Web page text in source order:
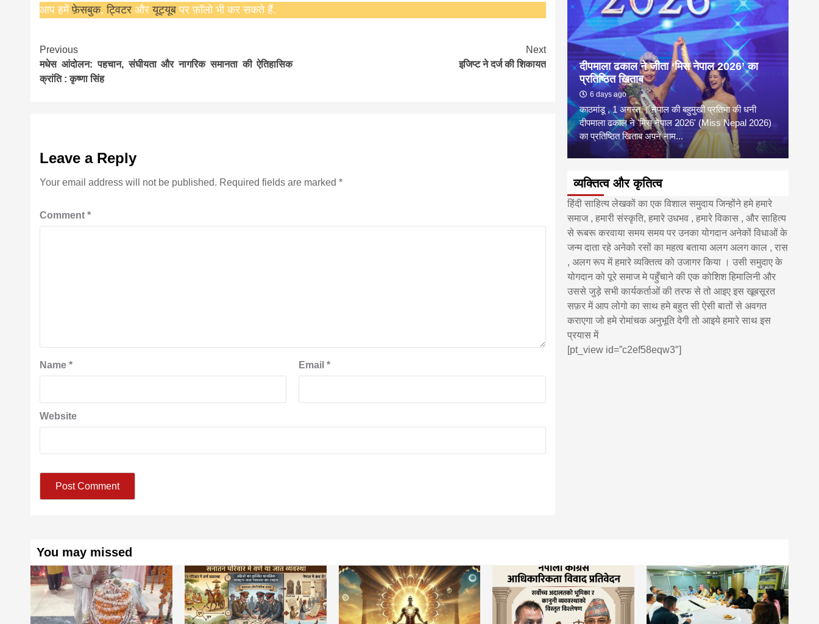
आप हमेंफ़ेसबुक,ट्विटरऔरयूट्यूब पर फ़ॉलो भी कर सकते हैं.
Continue
Reading
Previous
मधेस आंदोलन: पहचान, संघीयता और नागरिक समानता की ऐतिहासिक
क्रांति : कृष्णा सिंह
Next
इजिप्ट ने दर्ज की शिकायत
Leave a Reply
Your email address will not be published. Required fields are marked*
Comment*
Name* Email*
Website
सीताराम विवाह पंचमी महोत्सव के तीसरे दिन धनुष
दीपमाला ढकाल ने जीता ‘मिस नेपाल 2026’ का
प्रतिष्ठित खिताब
6 days ago
काठमांडू , 1 अगस्त । नेपाल की बहुमुखी प्रतिभा की धनी
दीपमाला ढकाल ने 'मिस नेपाल 2026' (Miss Nepal 2026)
का प्रतिष्ठित खिताब अपने नाम...
व्यक्तित्व और कृतित्व
हिंदी साहित्य लेखकों का एक विशाल समुदाय जिन्होंने हमे हमारे
समाज , हमारी संस्कृति, हमारे उधभव , हमारे विकास , और साहित्य
से रूबरू करवाया समय समय पर उनका योगदान अनेकों विधाओं के
जन्म दाता रहे अनेको रसों का महत्व बताया अलग अलग काल , रास
, अलग रूप में हमारे व्यक्तित्व को उजागर किया । उसी समुदाए के
योगदान को पूरे समाज मे पहुँचाने की एक कोशिश हिमालिनी और
उससे जुड़े सभी कार्यकर्ताओं की तरफ से तो आइए इस खूबसूरत
सफ़र में आप लोगो का साथ हमे बहुत सी ऐसी बातों से अवगत
कराएगा जो हमे रोमांचक अनुभूति देगी तो आइये हमारे साथ इस
प्रयास में
[pt_view id=”c2ef58eqw3″]
You may missed